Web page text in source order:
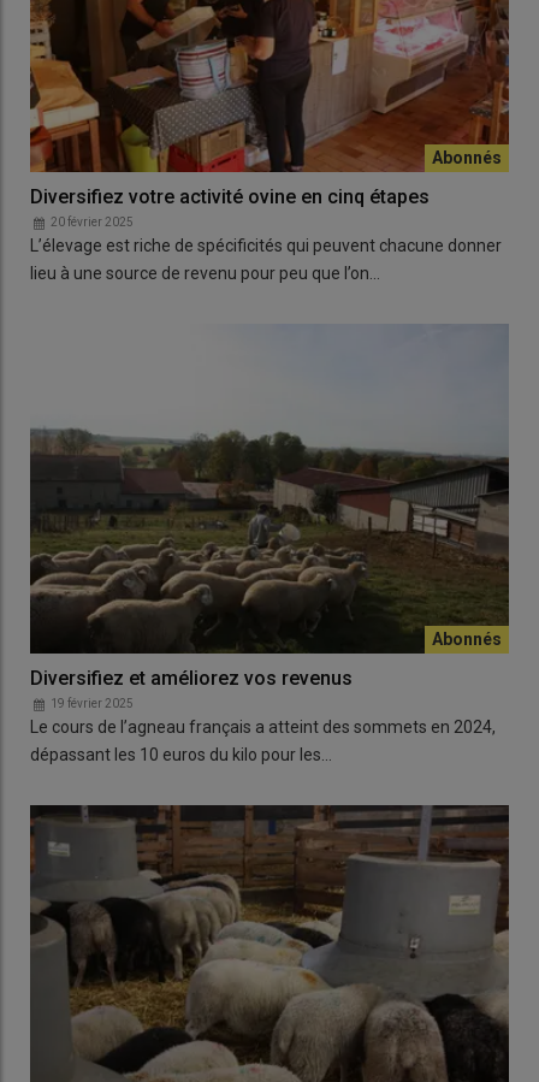
Diversifiez votre activité ovine en cinq étapes
20 février 2025
L’élevage est riche de spécificités qui peuvent chacune donner
lieu à une source de revenu pour peu que l’on…
Diversifiez et améliorez vos revenus
19 février 2025
Le cours de l’agneau français a atteint des sommets en 2024,
dépassant les 10 euros du kilo pour les…